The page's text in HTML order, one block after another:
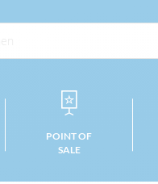
POINT OF
SALE